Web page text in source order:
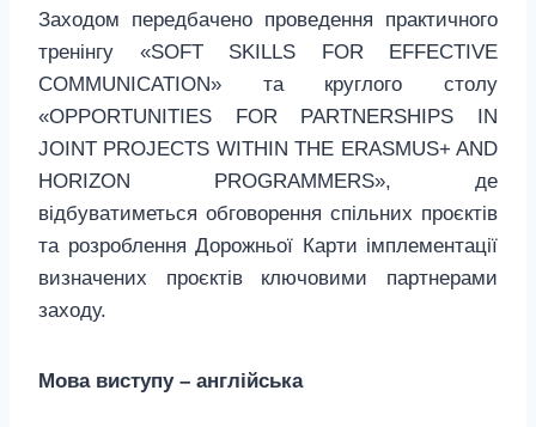
Заходом передбачено проведення практичного
тренінгу «SOFT SKILLS FOR EFFECTIVE
COMMUNICATION» та круглого столу
«OPPORTUNITIES FOR PARTNERSHIPS IN
JOINT PROJECTS WITHIN THE ERASMUS+ AND
HORIZON PROGRAMMERS», де
відбуватиметься обговорення спільних проєктів
та розроблення Дорожньої Карти імплементації
визначених проєктів ключовими партнерами
заходу.
Мова виступу – англійська